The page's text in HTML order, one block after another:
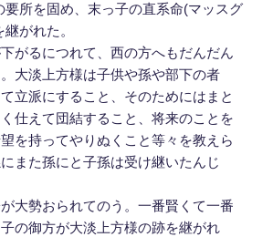
要所を固め、末っ子の直系命(マッスグ
がれた。
がるにつれて、西の方へもだんだん
大淡上方様は子供や孫や部下の者
立派にすること、そのためにはまと
仕えて団結すること、将来のことを
を持ってやりぬくこと等々を教えら
また孫にと子孫は受け継いたんじ
大勢おられてのう。一番賢くて一番
の御方が大淡上方様の跡を継がれ